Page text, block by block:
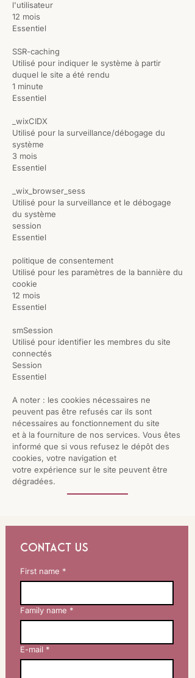
l'utilisateur
12 mois
Essentiel
SSR-caching
Utilisé pour indiquer le système à partir
duquel le site a été rendu
1 minute
Essentiel
_wixCIDX
Utilisé pour la surveillance/débogage du
système
3 mois
Essentiel
_wix_browser_sess
Utilisé pour la surveillance et le débogage
du système
session
Essentiel
politique de consentement
Utilisé pour les paramètres de la bannière du
cookie
12 mois
Essentiel
smSession
Utilisé pour identifier les membres du site
connectés
Session
Essentiel
A noter : les cookies nécessaires ne
peuvent pas être refusés car ils sont
nécessaires au fonctionnement du site
et à la fourniture de nos services. Vous êtes
informé que si vous refusez le dépôt des
cookies, votre navigation et
votre expérience sur le site peuvent être
dégradées.
Contact us
First name *
Family name *
E-mail *